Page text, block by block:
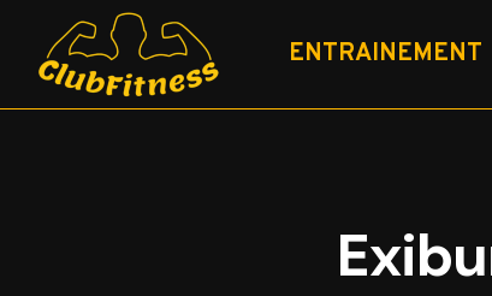
contenu
ENTRAINEMENT